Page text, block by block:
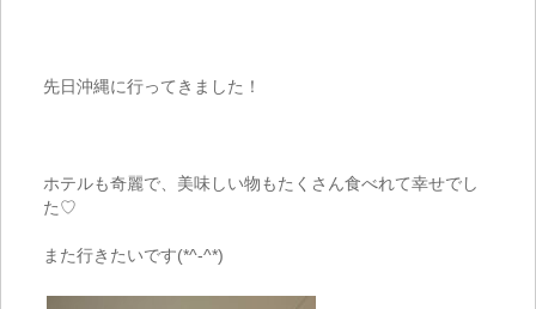
先日沖縄に行ってきました！
ホテルも奇麗で、美味しい物もたくさん食べれて幸せでし
た♡
また行きたいです(*^-^*)